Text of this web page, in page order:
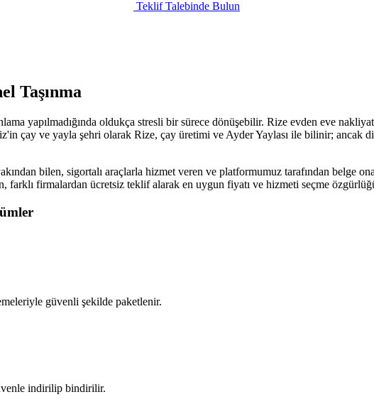
Teklif Talebinde Bulun
Taşınma
yapılmadığında oldukça stresli bir sürece dönüşebilir. Rize evden eve
çay ve yayla şehri olarak Rize, çay üretimi ve Ayder Yaylası ile bilinir; ancak
bilen, sigortalı araçlarla hizmet veren ve platformumuz tarafından belge
farklı firmalardan ücretsiz teklif alarak en uygun fiyatı ve hizmeti seçme
güvenli şekilde paketlenir.
indirilip bindirilir.